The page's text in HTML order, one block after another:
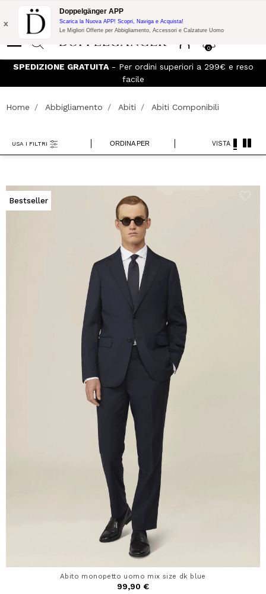
Promo Flash:
10% di Extra Sconto su 300€ di Acquisto con codice:
DOPPEL300
0
x
Doppelgänger APP
Scarica la Nuova APP! Scopri, Naviga e Acquista!
Le Migliori Offerte per Abbigliamento, Accessori e Calzature Uomo
SPEDIZIONE GRATUITA- Per ordini superiori a 299€ e reso
facile
Home Abbigliamento Abiti Abiti Componibili
ORDINA PER
USA I FILTRI VISTA
Bestseller
Abito monopetto uomo mix size dk blue
99,90 €